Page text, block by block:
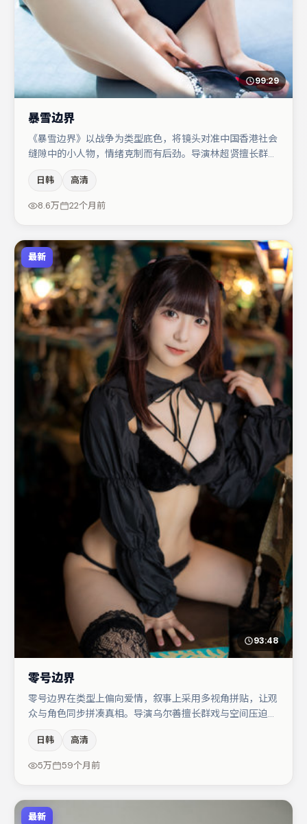
99:29
暴雪边界
《暴雪边界》以战争为类型底色，将镜头对准中国香港社会
缝隙中的小人物，情绪克制而有后劲。导演林超贤擅长群戏
菅田将晖的对手戏构成全片情感锚点，刘亦菲则以细节塑造
推动谜题层层揭开。整体完成度较高，适合周末一口气追
日韩 高清
8.6万 22个月前
最新
93:48
零号边界
零号边界在类型上偏向爱情，叙事上采用多视角拼贴，让观
众与角色同步拼凑真相。导演乌尔善擅长群戏与空间压迫
宇、张子枫、亚当·德赖弗等，角色动机前后呼应，适合喜
欢抠台词与伏笔的观众。节奏紧凑、反转有度，值得列入片
日韩 高清
5万 59个月前
最新